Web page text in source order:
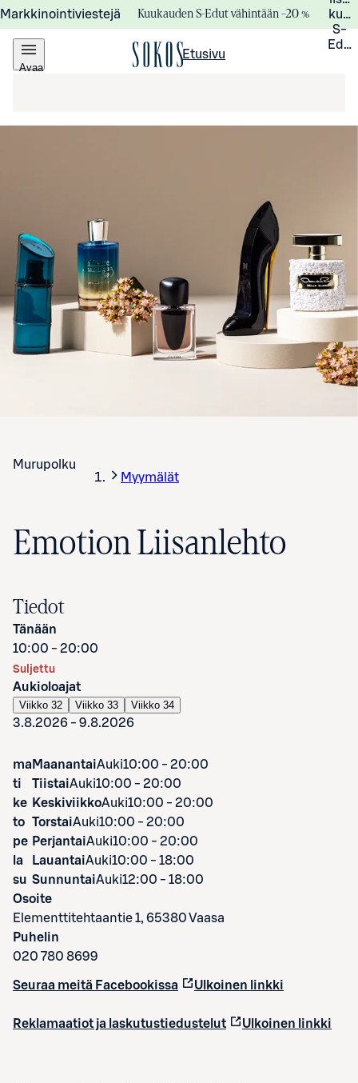
Markkinointiviestejä Kuukauden S-Edut vähintään –20 %
S-
Avaa
Etusivu
Murupolku
Myymälät
Emotion Liisanlehto
Tiedot
Tänään
10:00 - 20:00
Suljettu
Aukioloajat
Viikko 32 Viikko 33 Viikko 34
3.8.2026 - 9.8.2026
ma MaanantaiAuki10:00 - 20:00
ti
TiistaiAuki10:00 - 20:00
ke KeskiviikkoAuki10:00 - 20:00
to TorstaiAuki10:00 - 20:00
pe PerjantaiAuki10:00 - 20:00
la
LauantaiAuki10:00 - 18:00
su SunnuntaiAuki12:00 - 18:00
Osoite
Elementtitehtaantie 1, 65380 Vaasa
Puhelin
020 780 8699
Seuraa meitä Facebookissa Ulkoinen linkki
Reklamaatiot ja laskutustiedustelut Ulkoinen linkki